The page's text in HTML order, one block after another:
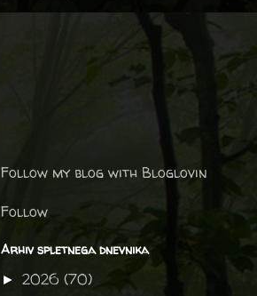
Follow my blog with Bloglovin
Follow
Arhiv spletnega dnevnika
► 2026 (70)